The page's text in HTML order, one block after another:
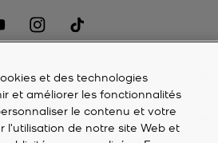
et des technologies
et améliorer les fonctionnalités
le contenu et votre
l'utilisation de notre site Web et